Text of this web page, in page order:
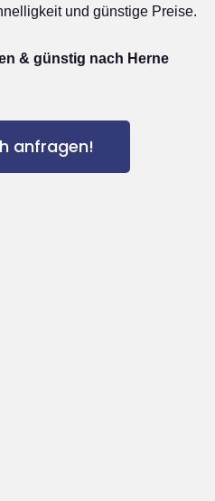
und günstige Preise.
& günstig nach Herne
anfragen!